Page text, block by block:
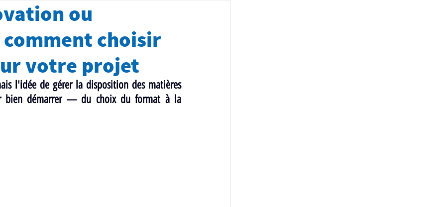
ou
choisir
votre projet
l'idée de gérer la disposition des matières
bien démarrer — du choix du format à la